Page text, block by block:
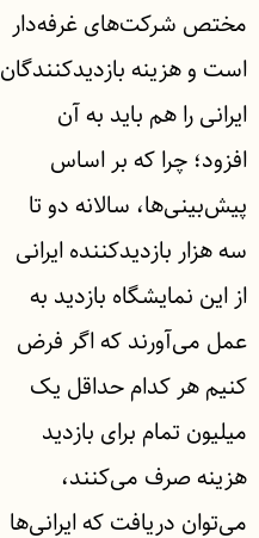
مختص شرکت‌های غرفه‌دار
است و هزینه بازدیدکنندگان
ایرانی را هم باید به آن
افزود؛ چرا که بر اساس
پیش‌بینی‌ها، سالانه دو تا
سه هزار بازدیدکننده ایرانی
از این نمایشگاه بازدید به
عمل می‌آورند که اگر فرض
کنیم هر کدام حداقل یک
میلیون تمام برای بازدید
هزینه صرف می‌کنند،
می‌توان دریافت که ایرانی‌ها